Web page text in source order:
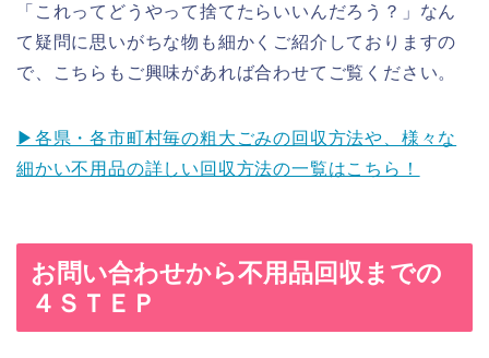
「これってどうやって捨てたらいいんだろう？」なん
て疑問に思いがちな物も細かくご紹介しておりますの
で、こちらもご興味があれば合わせてご覧ください。
▶︎各県・各市町村毎の粗大ごみの回収方法や、様々な
細かい不用品の詳しい回収方法の一覧はこちら！
お問い合わせから不用品回収までの
４ＳＴＥＰ